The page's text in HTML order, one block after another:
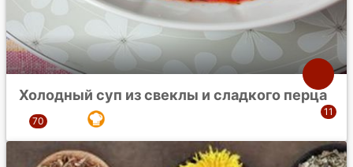
Холодный суп из свеклы и сладкого перца